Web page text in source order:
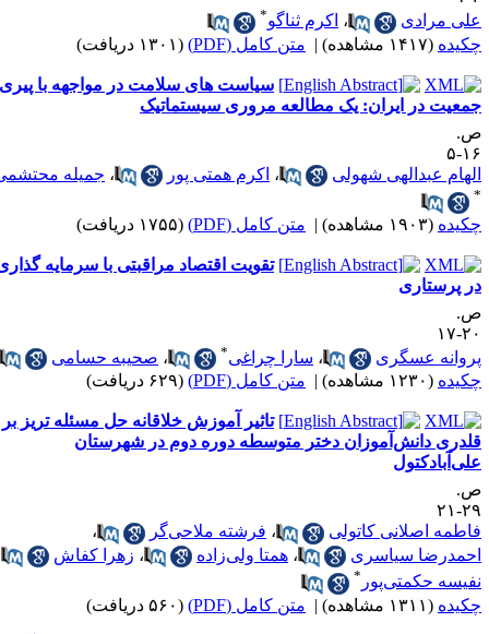
مرادی
،اکرم ثناگو*
(۱۴۱۷ مشاهده) | متن کامل (PDF) (۱۳۰۱ دریافت)
سیاست‌ های سلامت در مواجهه با پیری
در ایران: یک مطالعه مروری سیستماتیک
۵
عبدالهی شهولی
،اکرم همتی پور ،جمیله محتشمی
(۱۹۰۳ مشاهده) | متن کامل (PDF) (۱۷۵۵ دریافت)
تقویت اقتصاد مراقبتی با سرمایه گذاری
پرستاری
۱۷
عسگری
،سارا چراغی ،صحیبه حسامی
(۱۲۳۰ مشاهده) | متن کامل (PDF) (۶۲۹ دریافت)
تاثیر آموزش خلاقانه حل مسئله تریز بر
دانش‌آموزان دختر متوسطه دوره دوم در شهرستان
۲۱
اصلانی کاتولی
،فرشته ملاحی‌گر
،
سیاسری
،همتا ولی‌زاده ،زهرا کفاش
،
حکمتی‌پور
(۱۳۱۱ مشاهده) | متن کامل (PDF) (۵۶۰ دریافت)